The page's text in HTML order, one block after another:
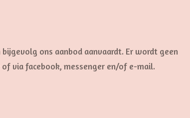
ons aanbod aanvaardt. Er wordt geen
via facebook, messenger en/of e-mail.